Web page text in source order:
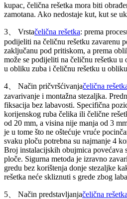
kupac, čelična rešetka mora biti
zamotana. Ako nedostaje kut, kut se
3、 Vrstačelična rešetka: prema
podijeliti na čeličnu rešetku zavarenu
zaključanu pod pritiskom, a prema
može se podijeliti na čeličnu rešetku
u obliku zuba i čeličnu rešetku u
4、 Način pričvršćivanjačelična
zavarivanje i montažna stezaljka.
fiksacija bez labavosti. Specifična
korijenskog ruba čelika ili čelične
od 20 mm, a visina nije manja od 3
je u tome što ne oštećuje vruće
svaku ploču potrebna su najmanje 4
Broj instalacijskih obujmica povećava
ploče. Sigurna metoda je izravno
gredu bez korištenja donje stezaljke
rešetka neće skliznuti s grede zbog
5、 Način predstavljanjačelična rešetka